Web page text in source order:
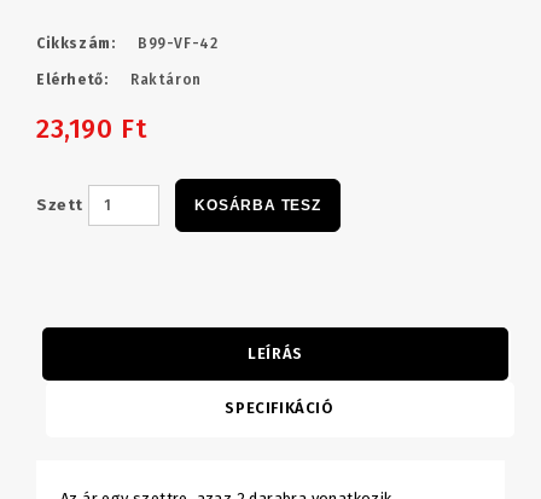
Cikkszám: B99-VF-42
Elérhető: Raktáron
23,190 Ft
Szett KOSÁRBA TESZ
LEÍRÁS
SPECIFIKÁCIÓ